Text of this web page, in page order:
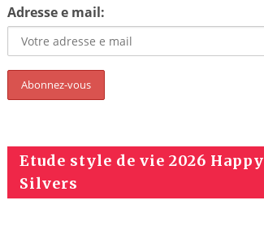
Adresse e mail:
Etude style de vie 2026 Happy
Silvers